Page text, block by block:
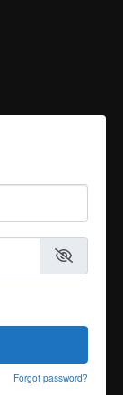
Forgot password?